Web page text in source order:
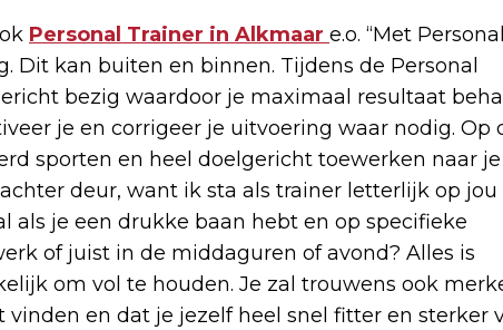
Personal Trainer in Alkmaar e.o. “Met Personal
Dit kan buiten en binnen. Tijdens de Personal
bezig waardoor je maximaal resultaat
je en corrigeer je uitvoering waar nodig. Op
sporten en heel doelgericht toewerken naar je
deur, want ik sta als trainer letterlijk op jou
als je een drukke baan hebt en op specifieke
of juist in de middaguren of avond? Alles is
om vol te houden. Je zal trouwens ook
en dat je jezelf heel snel fitter en sterker